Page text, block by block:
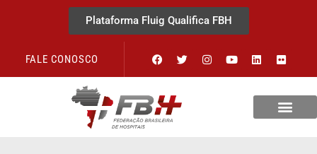
Plataforma Fluig Qualifica FBH
FALE CONOSCO